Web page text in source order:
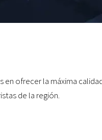
ofrecer la máxima
de la región.